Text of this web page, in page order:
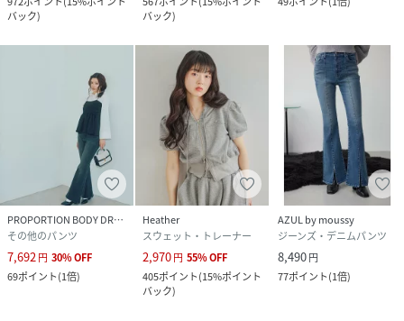
バック)
バック)
PROPORTION BODY DRESSING
その他のパンツ
7,692 円 30%OFF
69ポイント(1倍)
Heather
スウェット・トレーナー
2,970円 55%OFF
405ポイント(15%ポイント
バック)
AZUL by moussy
ジーンズ・デニムパンツ
8,490円
77ポイント(1倍)